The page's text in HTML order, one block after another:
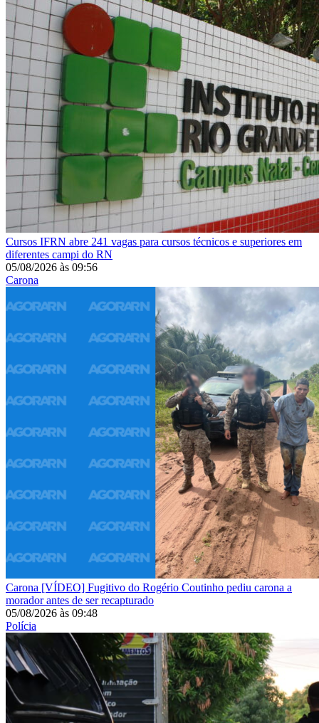
Cursos IFRN abre 241 vagas para cursos técnicos e superiores em
diferentes campi do RN
05/08/2026 às 09:56
Carona
Carona [VÍDEO] Fugitivo do Rogério Coutinho pediu carona a
morador antes de ser recapturado
05/08/2026 às 09:48
Polícia